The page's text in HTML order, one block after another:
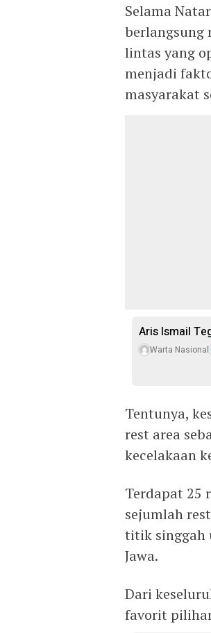
Selama
berlangsung
lintas yang
menjadi
masyarakat
Aris Ismail
Warta Nasional
Tentunya,
rest area
kecelakaan
Terdapat 25
sejumlah
titik singgah
Jawa.
Dari
favorit